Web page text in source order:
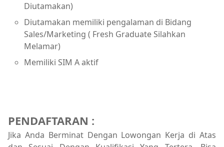
Diutamakan)
Diutamakan memiliki pengalaman di Bidang
Sales/Marketing ( Fresh Graduate Silahkan
Melamar)
Memiliki SIM A aktif
PENDAFTARAN :
Jika Anda Berminat Dengan Lowongan Kerja di Atas